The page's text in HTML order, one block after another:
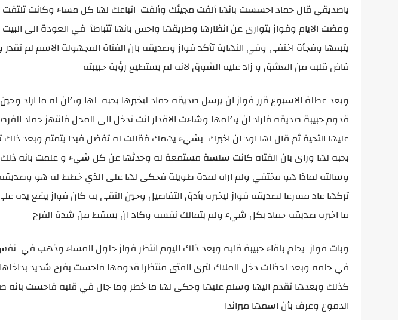
ياصديقي قال حماد احسست بانها ألفت مجيئك وألفت اتباعك لها كل مساء وكانت تلتفت
ومضت الايام وفواز يتوارى عن انظارها وطريقها واحس بانها تتباطأ في العودة الى
يتبعها وفجأة اختفى وفي النهاية تأكد فواز وصديقه بان الفتاة المجهولة الاسم لم
فاض قلبه من العشق و زاد عليه الشوق لانه لم يستطيع رؤية حبيبته
وبعد عطلة الاسبوع قرر فواز ان يرسل صديقه حماد ليخبرها بحبه لها وكان له ما اراد
قدوم حبيبة صديقه فاراد ان يكلمها وشاءت الاقدار انت تدخل الى المحل فانتهز حماد
عليها التحية ثم قال لها اود ان اخبرك بشيء يهمك فقالت له تفضل فبدا يتمتم وبعد
بحبه لها وراى بان الفتاه كانت سلسة مستمعة له وحدثها عن كل شيء و علمت بانه ذلك
وسالته لماذا هو مختفي ولم اراه لمدة طويلة فحكى لها على الذي خطط له هو
تركها عاد مسرعا لصديقه فواز ليخبره بأدق التفاصيل وحين التقى به كان فواز يضع يده
ما اخبره صديقه حماد بكل شيء ولم يتمالك نفسه وكاد ان يسقط من شدة الفرح
وبات فواز يحلم بلقاء حبيبة قلبه وبعد ذلك اليوم انتظر فواز حلول المساء وذهب
في حلمه وبعد لحظات دخل الملاك لترى الفتى منتظرا قدومها فاحست بفرح شديد
كذلك وبعدها تقدم اليها وسلم عليها وحكى لها ما خطر وما جال في قلبه فاحست
الدموع وعرف بأن اسمها ميراندا